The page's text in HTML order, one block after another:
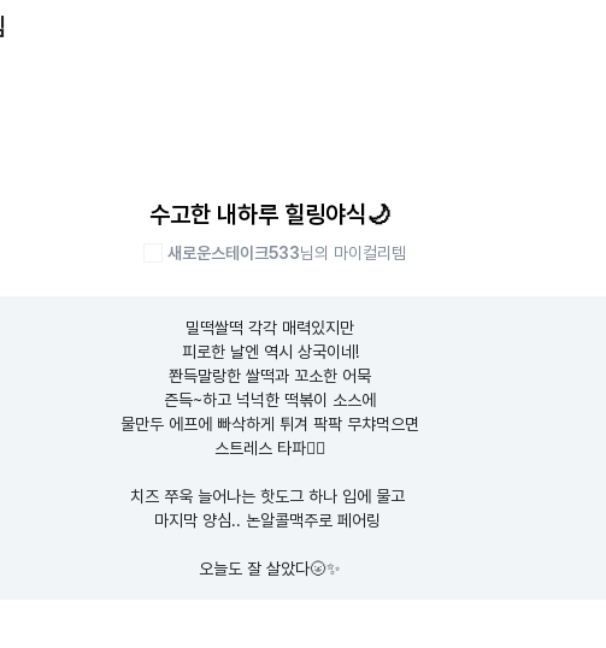
수고한 내하루 힐링야식🌙
새로운스테이크533님의 마이컬리템
밀떡쌀떡 각각 매력있지만
피로한 날엔 역시 상국이네!
쫜득말랑한 쌀떡과 꼬소한 어묵
즌득~하고 넉넉한 떡볶이 소스에
물만두 에프에 빠삭하게 튀겨 팍팍 무챠먹으면
스트레스 타파❤️‍🔥
치즈 쭈욱 늘어나는 핫도그 하나 입에 물고
마지막 양심.. 논알콜맥주로 페어링
오늘도 잘 살았다🌝✨